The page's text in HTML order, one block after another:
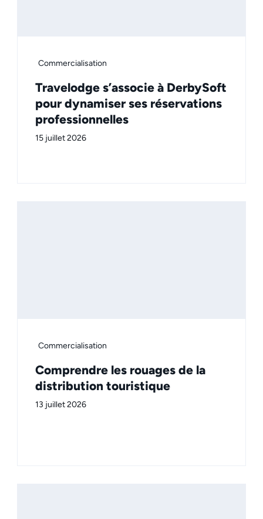
Commercialisation
Travelodge s’associe à DerbySoft
pour dynamiser ses réservations
professionnelles
15 juillet 2026
Commercialisation
Comprendre les rouages de la
distribution touristique
13 juillet 2026